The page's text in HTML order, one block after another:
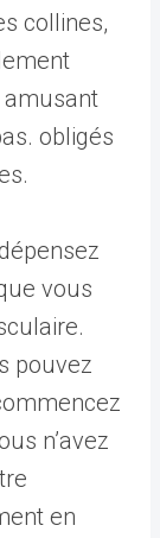
collines,
amusant
obligés
vous
pouvez
n’avez
en